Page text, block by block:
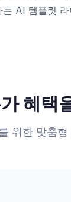
는 AI 템플릿
혜택
위한 맞춤형